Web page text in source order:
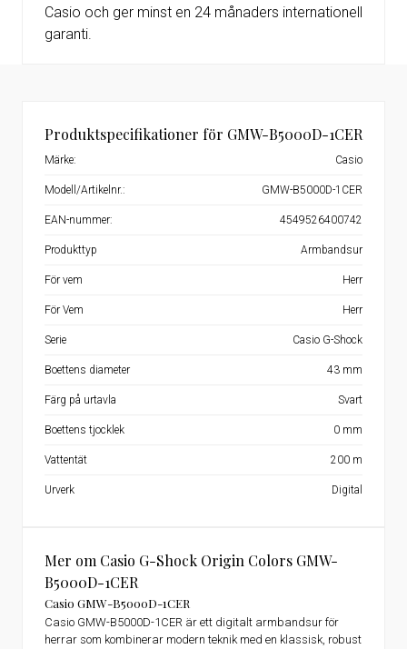
Casio och ger minst en 24 månaders internationell
garanti.
Mer om Casio G-Shock Origin Colors GMW-
B5000D-1CER
Casio GMW-B5000D-1CER
Casio GMW-B5000D-1CER är ett digitalt armbandsur för
herrar som kombinerar modern teknik med en klassisk, robust
Produktspecifikationer för GMW-B5000D-1CER
Märke: Casio
Modell/Artikelnr.: GMW-B5000D-1CER
EAN-nummer: 4549526400742
Produkttyp Armbandsur
För vem Herr
För Vem Herr
Serie Casio G-Shock
Boettens diameter 43 mm
Färg på urtavla Svart
Boettens tjocklek 0 mm
Vattentät 200 m
Urverk Digital